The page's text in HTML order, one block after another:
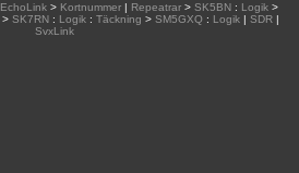
EchoLink> Kortnummer| Repeatrar> SK5BN: Logik>
> SK7RN : Logik : Täckning > SM5GXQ : Logik | SDR |
SvxLink